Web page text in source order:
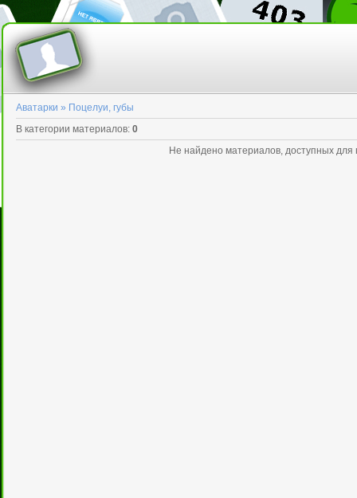
Аватарки » Поцелуи, губы
В категории материалов: 0
Не найдено материалов, доступных для